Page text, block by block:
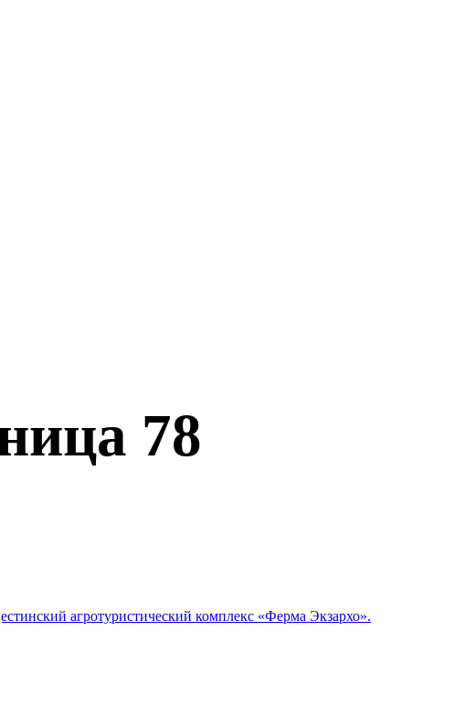
78
агротуристический комплекс «Ферма Экзархо».